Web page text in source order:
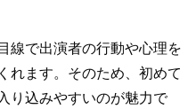
線で出演者の行動や心理を
れます。そのため、初めて
り込みやすいのが魅力で